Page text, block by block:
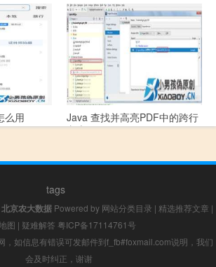
钱？
宠物定位器app开发可以解决哪
些问题？
么用
Java 查找并高亮PDF中的跨行
文本
tags
北京农大数据Powered by 网站分类目录 | 精选推荐文章 |
图 | 疑难解答 粤ICP备17114761号
，如信息有错误可发邮件到f_fb#foxmail.com说明，我们
会及时纠正，谢谢